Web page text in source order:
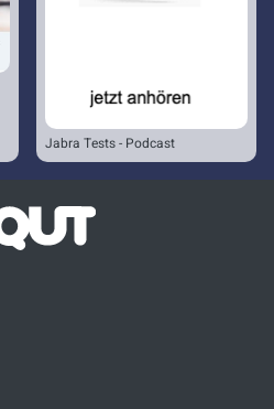
Jabra Tests - Podcast